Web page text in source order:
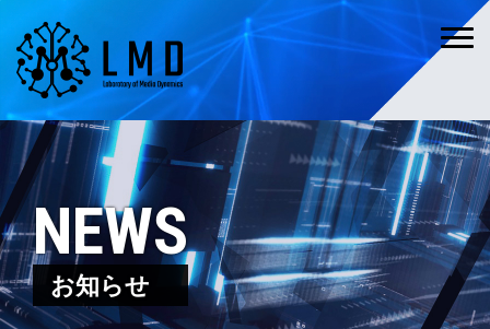
NEWS
お知らせ